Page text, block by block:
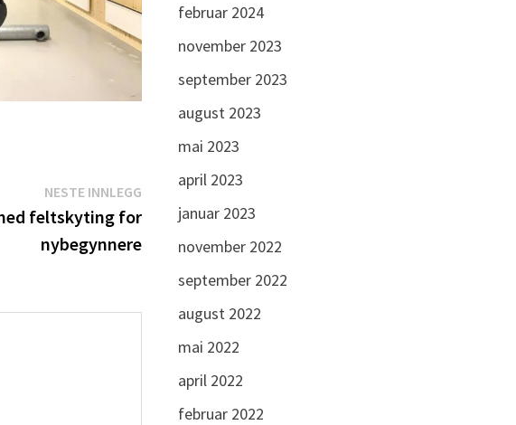
NESTE INNLEGGNeste
innlegg:
feltskyting for
nybegynnere
februar 2024
november 2023
september 2023
august 2023
mai 2023
april 2023
januar 2023
november 2022
september 2022
august 2022
mai 2022
april 2022
februar 2022